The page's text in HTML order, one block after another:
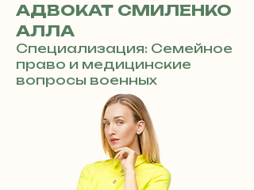
АДВОКАТ СМИЛЕНКО
АЛЛА
Специализация: Семейное
право и медицинские
вопросы военных